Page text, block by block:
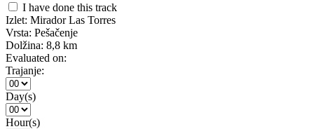
I have done this track
Izlet: Mirador Las Torres
Vrsta: Pešačenje
Dolžina: 8,8 km
Evaluated on:
Trajanje:
Day(s)
Hour(s)